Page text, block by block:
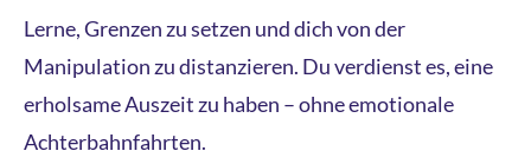
Lerne, Grenzen zu setzen und dich von der
Manipulation zu distanzieren. Du verdienst es, eine
erholsame Auszeit zu haben – ohne emotionale
Achterbahnfahrten.